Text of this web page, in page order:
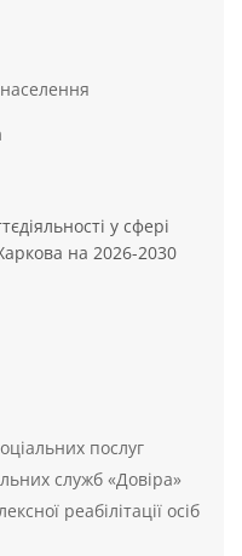
у сфері
на 2026-2030
послуг
служб «Довіра»
реабілітації осіб